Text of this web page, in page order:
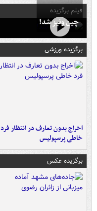
فیلم برگزیده
چین ونیز شد!
برگزیده ورزشی
اخراج بدون تعارف در انتظار فرد
خاطی پرسپولیس
برگزیده عکس